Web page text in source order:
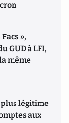
»,
GUD à LFI,
même
plus légitime
aux